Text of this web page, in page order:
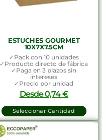
ESTUCHES GOURMET
10X7X7.5CM
✓Pack con 10 unidades
✓Producto directo de fábrica
✓Paga en 3 plazos sin
intereses
✓Precio por unidad
Desde0,74€
Seleccionar Cantidad